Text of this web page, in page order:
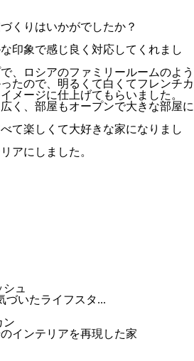
くりはいかがでしたか？
印象で感じ良く対応してくれまし
、ロシアのファミリールームのよう
たので、明るくて白くてフレンチカ
メージに仕上げてもらいました。
く、部屋もオープンで大きな部屋に
て楽しくて大好きな家になりまし
アにしました。
ュ
づいたライフスタ...
ン
インテリアを再現した家